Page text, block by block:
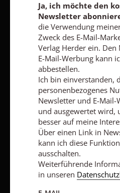
Vertrag widerrufen
Ja, ich möchte den
Newsletter
die Verwendung
Zweck des E-Mail-
Verlag Herder ein.
E-Mail-Werbung kann
abbestellen.
Ich bin einverstanden,
personenbezogenes
Newsletter und E-Mail-
und ausgewertet wird,
besser auf meine
Über einen Link in
kann ich diese
ausschalten.
Weiterführende
in unseren